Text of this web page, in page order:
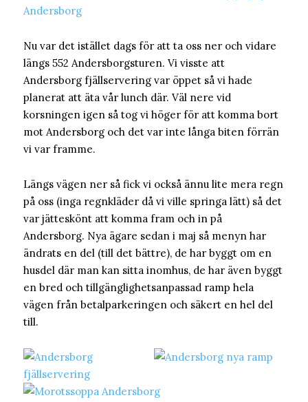
Nu var det istället dags för att ta oss ner och vidare
längs 552 Andersborgsturen. Vi visste att
Andersborg fjällservering var öppet så vi hade
planerat att äta vår lunch där. Väl nere vid
korsningen igen så tog vi höger för att komma bort
mot Andersborg och det var inte långa biten förrän
vi var framme.
Längs vägen ner så fick vi också ännu lite mera regn
på oss (inga regnkläder då vi ville springa lätt) så det
var jätteskönt att komma fram och in på
Andersborg. Nya ägare sedan i maj så menyn har
ändrats en del (till det bättre), de har byggt om en
husdel där man kan sitta inomhus, de har även byggt
en bred och tillgänglighetsanpassad ramp hela
vägen från betalparkeringen och säkert en hel del
till.